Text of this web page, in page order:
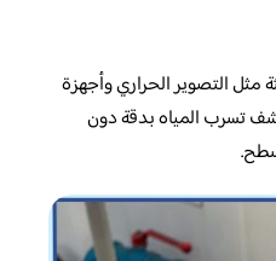
مثل التصوير الحراري وأجهزة
تسرب المياه بدقة دون